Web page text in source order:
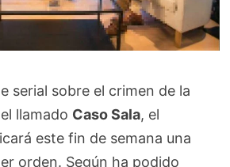
serial sobre el crimen de la
llamado Caso Sala, el
este fin de semana una
orden. Según ha podido